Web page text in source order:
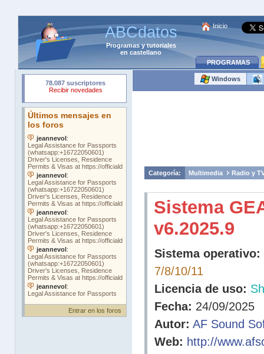
ABCdatos
Programasytutoriales
en castellano
Inicio
PROGRAMAS
Entrar en los foros
Windows
Categoría: Multimedia Radio y
Sistema
v6.2025.9
Sistema operativo:
7/8/10/11
Licencia de uso:
Fecha: 24/09/2025
Autor: AF Sound
Web: http://